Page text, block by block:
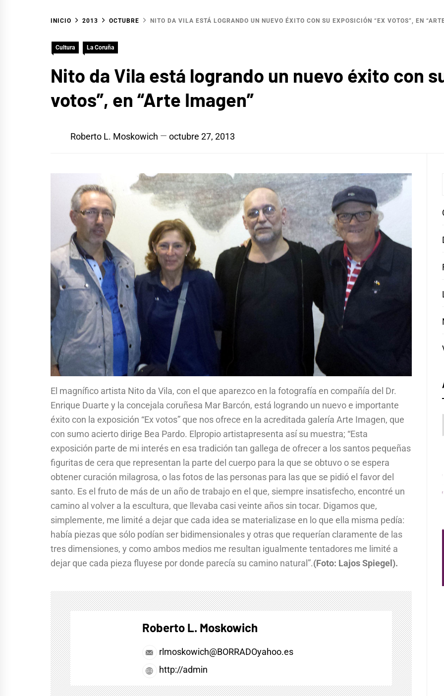
INICIO 2013 OCTUBRE NITO DA VILA ESTÁ LOGRANDO UN NUEVO ÉXITO CON SU EXPOSICIÓN “EX VOTOS”, EN
Cultura La Coruña
Nito da Vila está logrando un nuevo éxito con
votos”, en “Arte Imagen”
Roberto L. Moskowich octubre 27, 2013
El magnífico artista Nito da Vila, con el que aparezco en la fotografía en compañía del Dr.
Enrique Duarte y la concejala coruñesa Mar Barcón, está logrando un nuevo e importante
éxito con la exposición “Ex votos” que nos ofrece en la acreditada galería Arte Imagen, que
con sumo acierto dirige Bea Pardo. Elpropio artistapresenta así su muestra; “Esta
exposición parte de mi interés en esa tradición tan gallega de ofrecer a los santos pequeñas
figuritas de cera que representan la parte del cuerpo para la que se obtuvo o se espera
obtener curación milagrosa, o las fotos de las personas para las que se pidió el favor del
santo. Es el fruto de más de un año de trabajo en el que, siempre insatisfecho, encontré un
camino al volver a la escultura, que llevaba casi veinte años sin tocar. Digamos que,
simplemente, me limité a dejar que cada idea se materializase en lo que ella misma pedía:
había piezas que sólo podían ser bidimensionales y otras que requerían claramente de las
tres dimensiones, y como ambos medios me resultan igualmente tentadores me limité a
dejar que cada pieza fluyese por donde parecía su camino natural”.(Foto: Lajos Spiegel).
Roberto L. Moskowich
rlmoskowich@BORRADOyahoo.es
http://admin